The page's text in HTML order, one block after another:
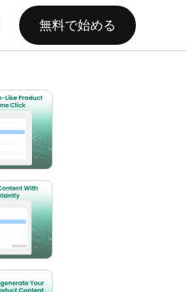
無料で始める